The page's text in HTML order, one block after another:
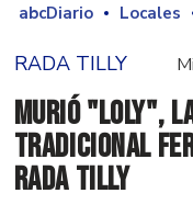
abcDiario Locales
RADA TILLY
Murió "Loly",
tradicional
Rada Tilly